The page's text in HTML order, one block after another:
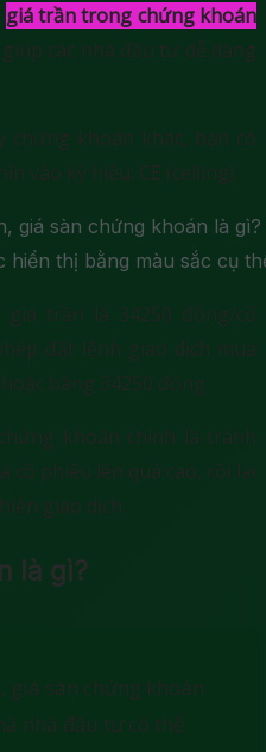
giá trần trong chứng khoán
các nhà đầu tư dễ dàng
khoán khác, bạn có
vào ký hiệu: CE (celling).
hiển thị bằng màu sắc cụ
trần là 34250 đồng/cổ
đặt lệnh giao dịch mua
bằng 34250 đồng.
khoán chính là tránh
cổ phiếu lên quá cao, rồi lại
giao dịch.
là gì?
giá sàn chứng khoán
nhà đầu tư có thể